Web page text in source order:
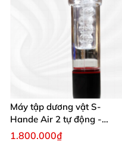
Máy tập dương vật S-
Hande Air 2 tự động -
Rung, Hút, Tăng kích thước
1.800.000₫